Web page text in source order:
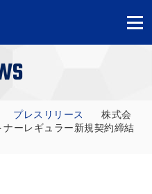
プレスリリース
株式会
ーレギュラー新規契約締結